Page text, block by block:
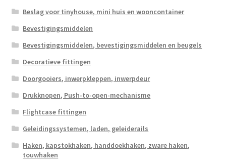
Beslag voor tinyhouse, mini huis en wooncontainer
Bevestigingsmiddelen
Bevestigingsmiddelen, bevestigingsmiddelen en beugels
Decoratieve fittingen
Doorgooiers, inwerpkleppen, inwerpdeur
Drukknopen, Push-to-open-mechanisme
Flightcase fittingen
Geleidingssystemen, laden, geleiderails
Haken, kapstokhaken, handdoekhaken, zware haken,
touwhaken